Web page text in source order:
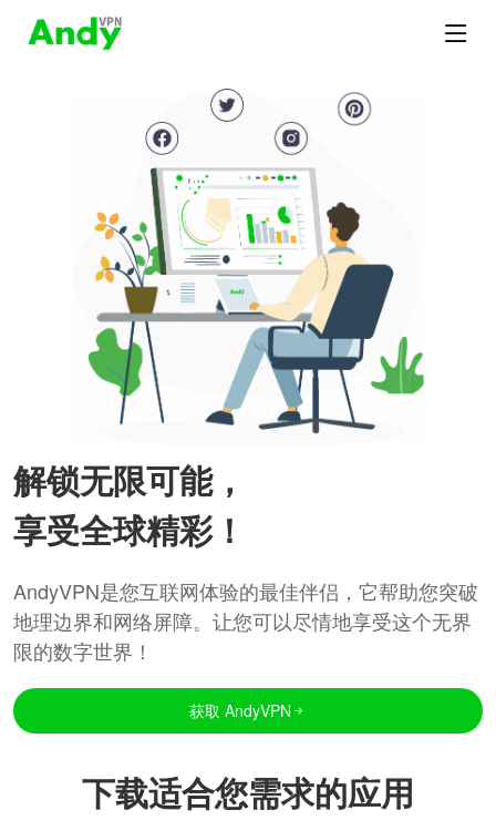
解锁无限可能，
享受全球精彩！
AndyVPN是您互联网体验的最佳伴侣，它帮助您突破
地理边界和网络屏障。让您可以尽情地享受这个无界
限的数字世界！
获取 AndyVPN
下载适合您需求的应用